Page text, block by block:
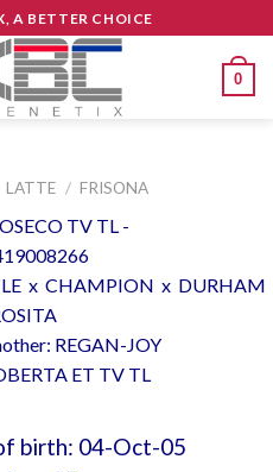
A BETTER CHOICE
0
LATTE / FRISONA
TV TL -
x CHAMPION x DURHAM
REGAN-JOY
ET TV TL
birth: 04-Oct-05